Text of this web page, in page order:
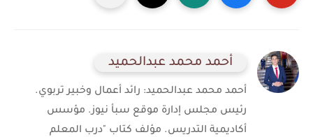
أحمد محمد عبدالحميد
أحمد محمد عبدالحميد: رائد أعمال وخبير تربوي.
رئيس مجلس إدارة موقع سبأ نيوز. مؤسس
أكاديمية التدريس. مؤلف كتاب "درب المعلم